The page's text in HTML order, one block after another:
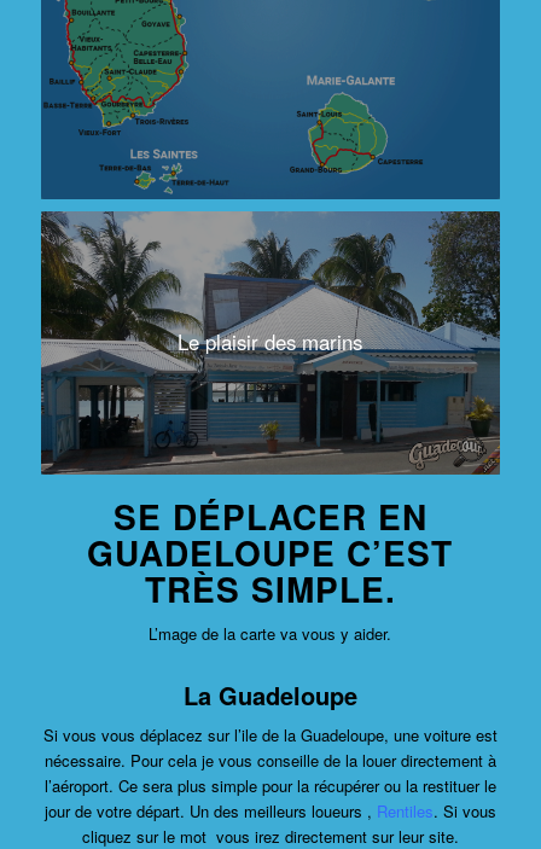
Le plaisir des marins
SE DÉPLACER EN
GUADELOUPE C’EST
TRÈS SIMPLE.
L’mage de la carte va vous y aider.
La Guadeloupe
Si vous vous déplacez sur l’ile de la Guadeloupe, une voiture est
nécessaire. Pour cela je vous conseille de la louer directement à
l’aéroport. Ce sera plus simple pour la récupérer ou la restituer le
jour de votre départ. Un des meilleurs loueurs , Rentiles. Si vous
cliquez sur le mot vous irez directement sur leur site.